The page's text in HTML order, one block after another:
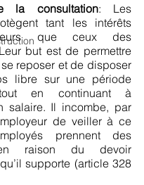
la consultation: Les
tant les intérêts
que ceux des
but est de permettre
reposer et de disposer
libre sur une période
en continuant à
salaire. Il incombe, par
de veiller à ce
prennent des
raison du devoir
supporte (article 328